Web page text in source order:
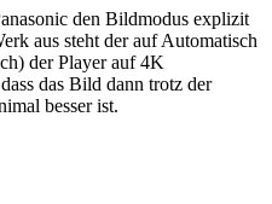
den Bildmodus explizit
aus steht der auf Automatisch
der Player auf 4K
das Bild dann trotz der
besser ist.